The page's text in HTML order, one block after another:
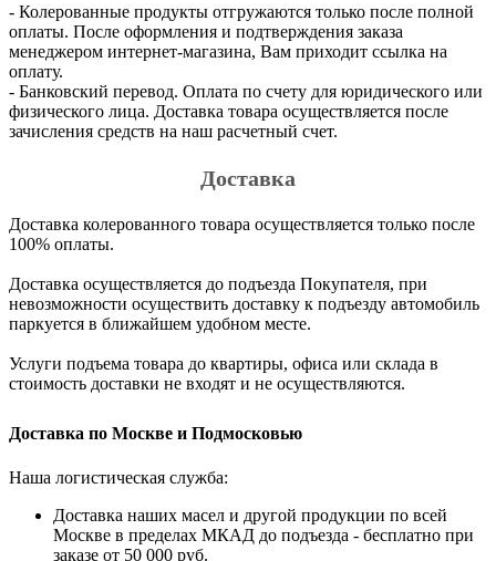
- Колерованные продукты отгружаются только после полной
оплаты. После оформления и подтверждения заказа
менеджером интернет-магазина, Вам приходит ссылка на
оплату.
- Банковский перевод. Оплата по счету для юридического или
физического лица. Доставка товара осуществляется после
зачисления средств на наш расчетный счет.
Доставка
Доставка колерованного товара осуществляется только после
100% оплаты.
Доставка осуществляется до подъезда Покупателя, при
невозможности осуществить доставку к подъезду автомобиль
паркуется в ближайшем удобном месте.
Услуги подъема товара до квартиры, офиса или склада в
стоимость доставки не входят и не осуществляются.
Доставка по Москве и Подмосковью
Наша логистическая служба:
Доставка наших масел и другой продукции по всей
Москве в пределах МКАД до подъезда - бесплатно при
заказе от 50 000 руб.